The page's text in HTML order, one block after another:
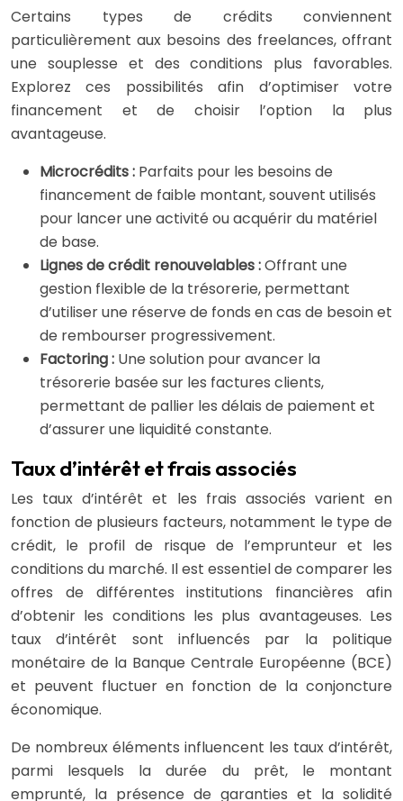
Certains types de crédits conviennent
particulièrement aux besoins des freelances, offrant
une souplesse et des conditions plus favorables.
Explorez ces possibilités afin d’optimiser votre
financement et de choisir l’option la plus
avantageuse.
Microcrédits : Parfaits pour les besoins de
financement de faible montant, souvent utilisés
pour lancer une activité ou acquérir du matériel
de base.
Lignes de crédit renouvelables :Offrant une
gestion flexible de la trésorerie, permettant
d’utiliser une réserve de fonds en cas de besoin et
de rembourser progressivement.
Factoring : Une solution pour avancer la
trésorerie basée sur les factures clients,
permettant de pallier les délais de paiement et
d’assurer une liquidité constante.
Taux d’intérêt et frais associés
Les taux d’intérêt et les frais associés varient en
fonction de plusieurs facteurs, notamment le type de
crédit, le profil de risque de l’emprunteur et les
conditions du marché. Il est essentiel de comparer les
offres de différentes institutions financières afin
d’obtenir les conditions les plus avantageuses. Les
taux d’intérêt sont influencés par la politique
monétaire de la Banque Centrale Européenne (BCE)
et peuvent fluctuer en fonction de la conjoncture
économique.
De nombreux éléments influencent les taux d’intérêt,
parmi lesquels la durée du prêt, le montant
emprunté, la présence de garanties et la solidité